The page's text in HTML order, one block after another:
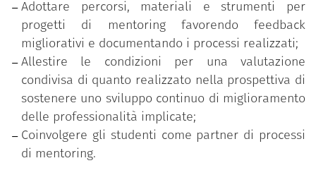
e mentee per una corretta interpretazione
delle dinamiche relazionali e dei processi di
accompagnamento e supporto, dall’altro lato si
valida l’impiego degli strumenti del mentoring
(accordo etico, peer-observation, relazione fra
pari, coinvolgimento degli studenti, utilizzo di
procedure e dispositivi di analisi, …);
una fase di supervisione come spazio di
rielaborazione personale e di gruppo utile per
Adottare percorsi, materiali e strumenti per
progetti di mentoring favorendo feedback
migliorativi e documentando i processi realizzati;
Allestire le condizioni per una valutazione
condivisa di quanto realizzato nella prospettiva di
sostenere uno sviluppo continuo di miglioramento
delle professionalità implicate;
Coinvolgere gli studenti come partner di processi
di mentoring.